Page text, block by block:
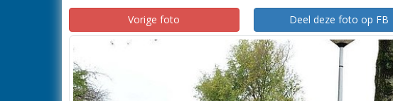
Vorige foto Deel deze foto op FB